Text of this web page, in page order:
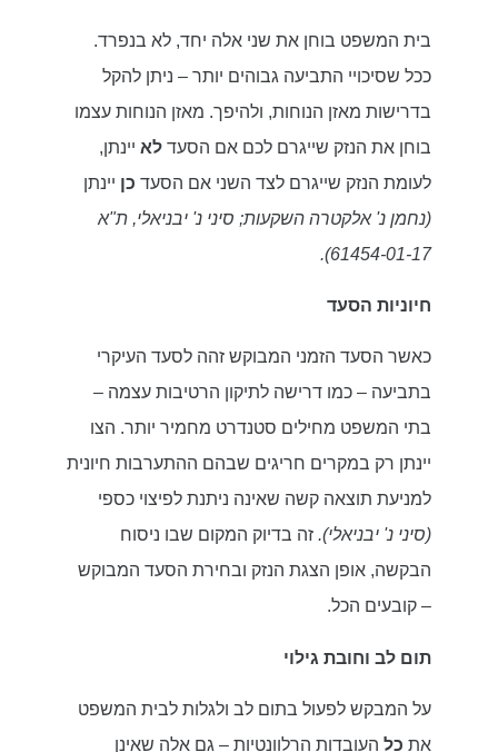
בית המשפט בוחן את שני אלה יחד, לא בנפרד.
ככל שסיכויי התביעה גבוהים יותר – ניתן להקל
בדרישות מאזן הנוחות, ולהיפך. מאזן הנוחות עצמו
בוחן את הנזק שייגרם לכם אם הסעד לא יינתן,
לעומת הנזק שייגרם לצד השני אם הסעד כן יינתן
(נחמן נ' אלקטרה השקעות; סיני נ' יבניאלי, ת"א
61454-01-17).
חיוניות הסעד
כאשר הסעד הזמני המבוקש זהה לסעד העיקרי
בתביעה – כמו דרישה לתיקון הרטיבות עצמה –
בתי המשפט מחילים סטנדרט מחמיר יותר. הצו
יינתן רק במקרים חריגים שבהם ההתערבות חיונית
למניעת תוצאה קשה שאינה ניתנת לפיצוי כספי
(סיני נ' יבניאלי). זה בדיוק המקום שבו ניסוח
הבקשה, אופן הצגת הנזק ובחירת הסעד המבוקש
– קובעים הכל.
תום לב וחובת גילוי
על המבקש לפעול בתום לב ולגלות לבית המשפט
את כל העובדות הרלוונטיות – גם אלה שאינן